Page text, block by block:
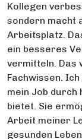
Kollegen
sondern macht
Arbeitsplatz.
ein besseres
vermitteln. Das
Fachwissen.
mein Job durch
bietet. Sie
Arbeit meiner
gesunden